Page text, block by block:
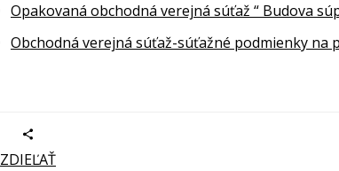
Opakovaná obchodná verejná súťaž “ Budova
Obchodná verejná súťaž-súťažné podmienky
ZDIEĽAŤ